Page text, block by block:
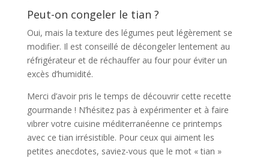
Peut-on congeler le tian ?
Oui, mais la texture des légumes peut légèrement se
modifier. Il est conseillé de décongeler lentement au
réfrigérateur et de réchauffer au four pour éviter un
excès d’humidité.
Merci d’avoir pris le temps de découvrir cette recette
gourmande ! N’hésitez pas à expérimenter et à faire
vibrer votre cuisine méditerranéenne ce printemps
avec ce tian irrésistible. Pour ceux qui aiment les
petites anecdotes, saviez-vous que le mot « tian »